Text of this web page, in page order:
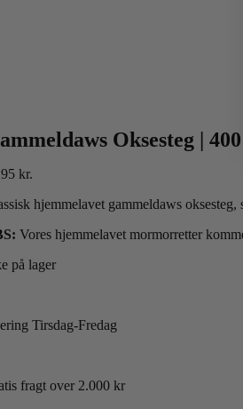
Oksesteg | 400
kr.
hjemmelavet gammeldaws
Vores hjemmelavet mormorretter
på lager
Tirsdag-Fredag
fragt over 2.000 kr